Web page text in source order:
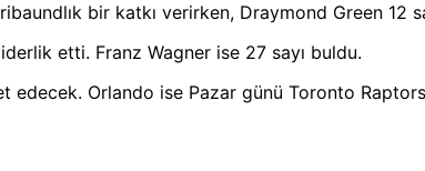
bir katkı verirken, Draymond Green 12
etti. Franz Wagner ise 27 sayı buldu.
Orlando ise Pazar günü Toronto